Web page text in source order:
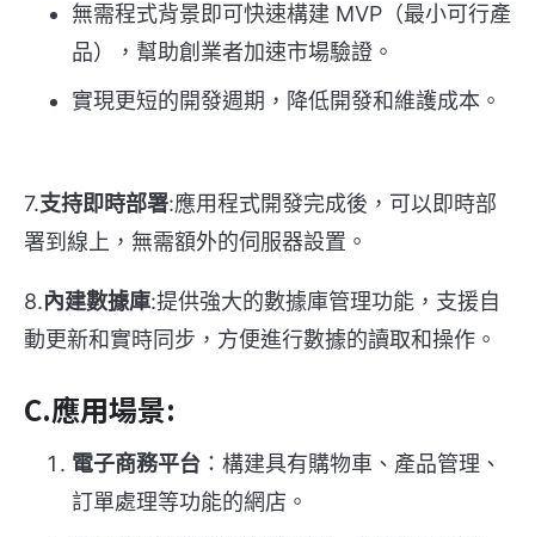
無需程式背景即可快速構建 MVP（最小可行產
品），幫助創業者加速市場驗證。
實現更短的開發週期，降低開發和維護成本。
7.支持即時部署:應用程式開發完成後，可以即時部
署到線上，無需額外的伺服器設置。
8.內建數據庫:提供強大的數據庫管理功能，支援自
動更新和實時同步，方便進行數據的讀取和操作。
C.應用場景:
電子商務平台 ：構建具有購物車、產品管理、
訂單處理等功能的網店。